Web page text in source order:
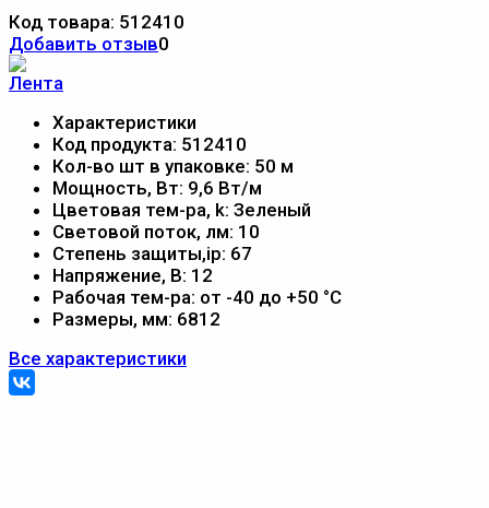
Код товара: 512410
Добавить отзыв0
Характеристики
Код продукта: 512410
Кол-во шт в упаковке: 50 м
Мощность, Вт: 9,6 Вт/м
Цветовая тем-ра, k: Зеленый
Световой поток, лм: 10
Степень защиты,ip: 67
Напряжение, В: 12
Рабочая тем-ра: от -40 до +50 °С
Размеры, мм: 6812
Все характеристики